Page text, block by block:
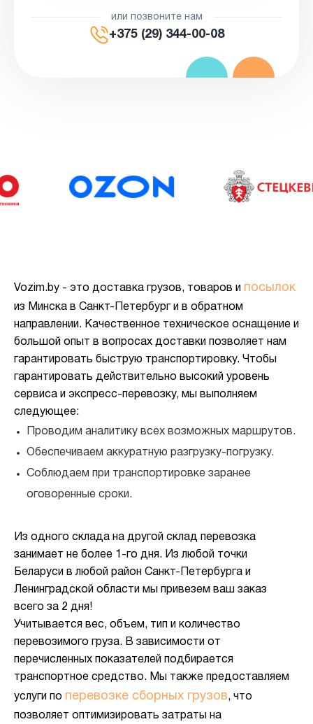
или позвоните нам
+375 (29) 344-00-08
Vozim.by - это доставка грузов, товаров и посылок
из Минска в Санкт-Петербург и в обратном
направлении. Качественное техническое оснащение и
большой опыт в вопросах доставки позволяет нам
гарантировать быструю транспортировку. Чтобы
гарантировать действительно высокий уровень
сервиса и экспресс-перевозку, мы выполняем
следующее:
Проводим аналитику всех возможных маршрутов.
Обеспечиваем аккуратную разгрузку-погрузку.
Соблюдаем при транспортировке заранее
оговоренные сроки.
Из одного склада на другой склад перевозка
занимает не более 1-го дня. Из любой точки
Беларуси в любой район Санкт-Петербурга и
Ленинградской области мы привезем ваш заказ
всего за 2 дня!
Учитывается вес, объем, тип и количество
перевозимого груза. В зависимости от
перечисленных показателей подбирается
транспортное средство. Мы также предоставляем
услуги по перевозке сборных грузов, что
позволяет оптимизировать затраты на